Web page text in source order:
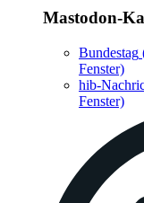
Mastodon-
Bundestag
Fenster)
hib-
Fenster)